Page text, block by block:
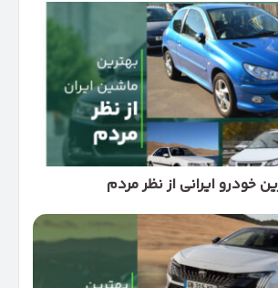
خودرو ایرانی از نظر مردم